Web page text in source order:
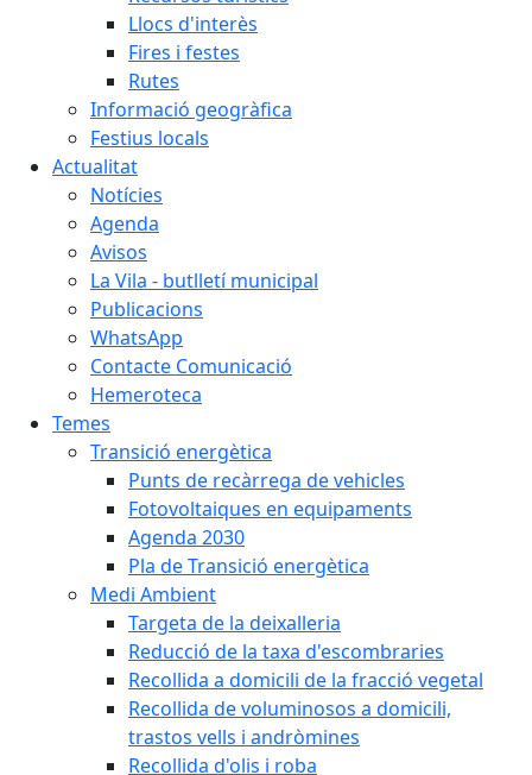
Llocs d'interès
Fires i festes
Rutes
Informació geogràfica
Festius locals
Actualitat
Notícies
Agenda
Avisos
La Vila - butlletí municipal
Publicacions
WhatsApp
Contacte Comunicació
Hemeroteca
Temes
Transició energètica
Punts de recàrrega de vehicles
Fotovoltaiques en equipaments
Agenda 2030
Pla de Transició energètica
Medi Ambient
Targeta de la deixalleria
Reducció de la taxa d'escombraries
Recollida a domicili de la fracció vegetal
Recollida de voluminosos a domicili,
trastos vells i andròmines
Recollida d'olis i roba